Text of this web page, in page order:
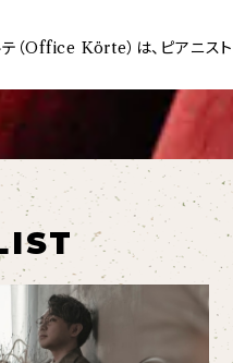
テ（Office Körte）は、ピアニ